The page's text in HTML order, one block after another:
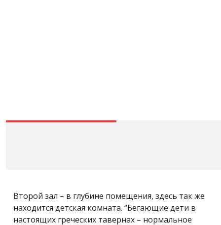
Второй зал – в глубине помещения, здесь так же
находится детская комната. “Бегающие дети в
настоящих греческих тавернах – нормальное